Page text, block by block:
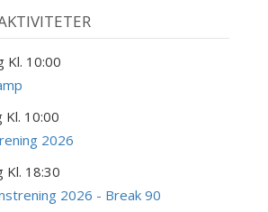
Kl. 10:00
Kl. 10:00
2026
Kl. 18:30
2026 - Break 90